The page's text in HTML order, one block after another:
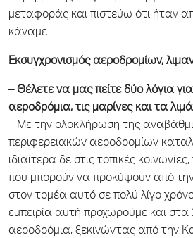
μεταφοράς και πιστεύω ότι ήταν
κάναμε.
Εκσυγχρονισμός αεροδρομίων,
– Θέλετε να μας πείτε δύο λόγια
αεροδρόμια, τις μαρίνες και τα
– Με την ολοκλήρωση της
περιφερειακών αεροδρομίων
ιδιαίτερα δε στις τοπικές
που μπορούν να προκύψουν από
στον τομέα αυτό σε πολύ λίγο
εμπειρία αυτή προχωρούμε και στα
αεροδρόμια, ξεκινώντας από την